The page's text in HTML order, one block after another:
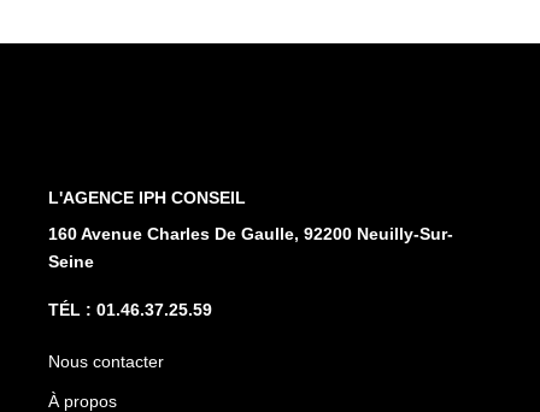
160 Avenue Charles De Gaulle, 92200 Neuilly-Sur-
Seine
Nous contacter
À propos